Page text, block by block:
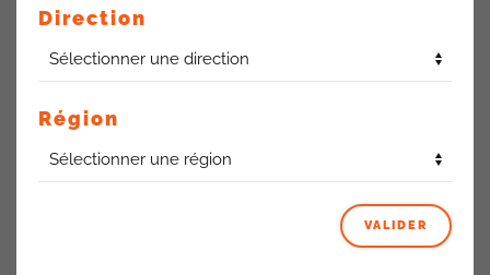
reconduit jusqu’au 17 décembre.
de maintien de salaire.
Le délai de traitement entre AXA et la CPAM est allongé à
Le salarié a touché sa rémunération du 1er au 12 novembre
par AXA, mais rien par la CPAM.
Ce salarié se trouve dans une situation financière très
compliquée et ne peut honorer ses prélèvements
obligatoires (dont ceux de ses contrats AXA).
Direction
Région
VALIDER